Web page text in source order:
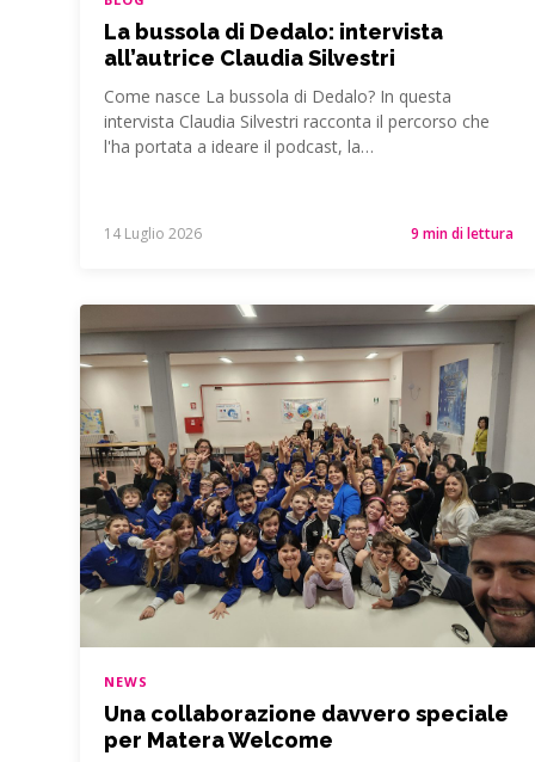
La bussola di Dedalo: intervista
all’autrice Claudia Silvestri
Come nasce La bussola di Dedalo? In questa
intervista Claudia Silvestri racconta il percorso che
l'ha portata a ideare il podcast, la…
14 Luglio 2026 9 min di lettura
NEWS
Una collaborazione davvero speciale
per Matera Welcome